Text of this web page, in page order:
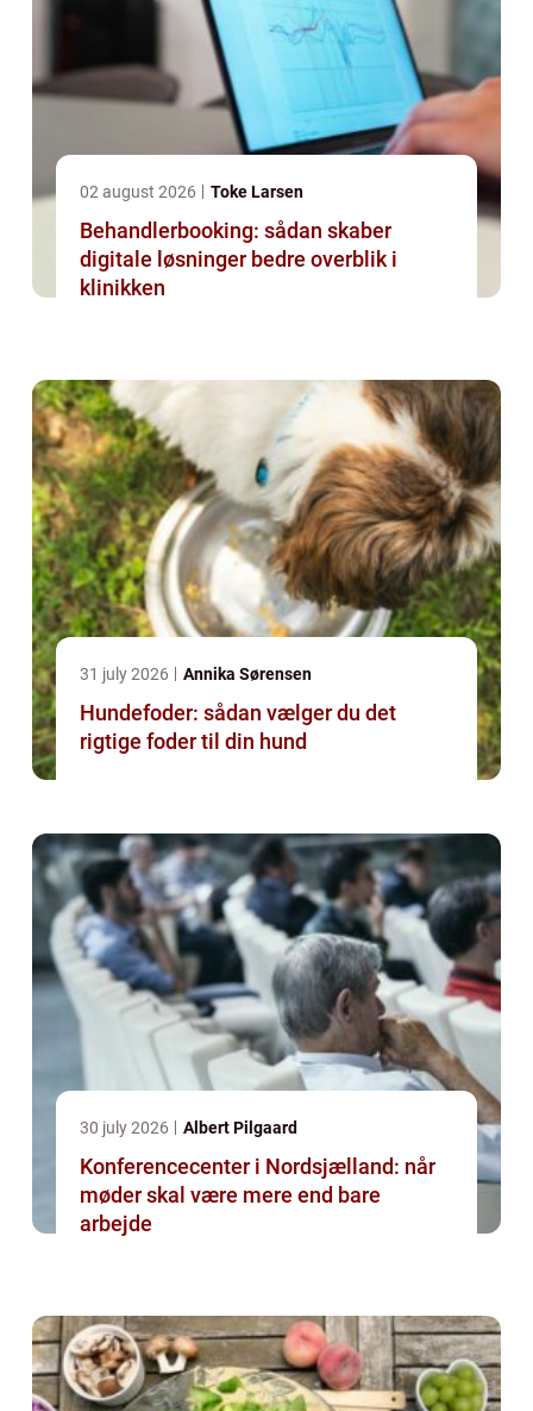
02 august 2026 Toke Larsen
Behandlerbooking: sådan skaber
digitale løsninger bedre overblik i
klinikken
31 july 2026 Annika Sørensen
Hundefoder: sådan vælger du det
rigtige foder til din hund
30 july 2026 Albert Pilgaard
Konferencecenter i Nordsjælland: når
møder skal være mere end bare
arbejde